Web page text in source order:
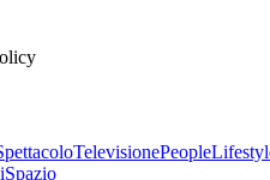
TelevisionePeople
Spazio